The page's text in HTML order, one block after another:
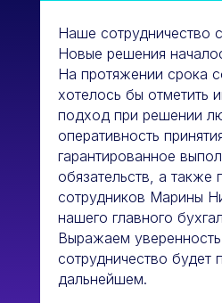
Наше сотрудничество
Новые решения
На протяжении срока
хотелось бы отметить
подход при решении
оперативность
гарантированное
обязательств, а также
сотрудников Марины
нашего главного
Выражаем
сотрудничество будет
дальнейшем.